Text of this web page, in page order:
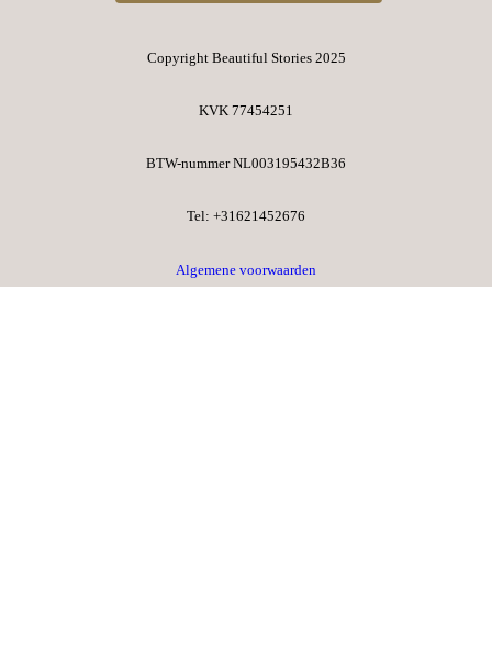
Copyright Beautiful Stories 2025
KVK 77454251
BTW-nummer NL003195432B36​
Tel: +31621452676​
Algemene voorwaarden